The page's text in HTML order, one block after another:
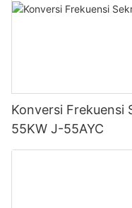
Konversi Frekuensi
55KW J-55AYC